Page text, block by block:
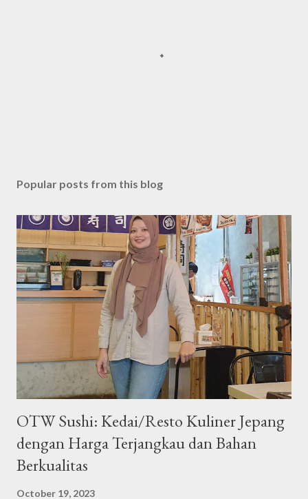
s
C
o
m
m
e
n
Popular posts from this blog
OTW Sushi: Kedai/Resto Kuliner Jepang
dengan Harga Terjangkau dan Bahan
Berkualitas
October 19, 2023